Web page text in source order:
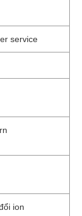
service
ion